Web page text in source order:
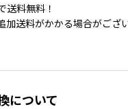
送料無料！
送料がかかる場合がござい
について